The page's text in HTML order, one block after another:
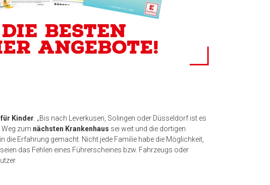
Kinder. „Bis nach Leverkusen, Solingen oder Düsseldorf ist es
Weg zum nächsten Krankenhaus sei weit und die dortigen
die Erfahrung gemacht. Nicht jede Familie habe die Möglichkeit,
das Fehlen eines Führerscheines bzw. Fahrzeugs oder